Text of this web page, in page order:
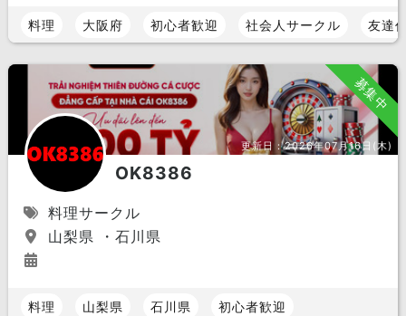
料理 大阪府 初心者歓迎 社会人サークル 友達
募集中
更新日：2026年07月16日(木)
OK8386
料理サークル
山梨県 ・石川県
料理 山梨県 石川県 初心者歓迎